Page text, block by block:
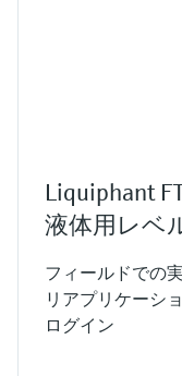
Liquiphant
液体用レベ
フィールドでの
リアプリケーシ
ログイン